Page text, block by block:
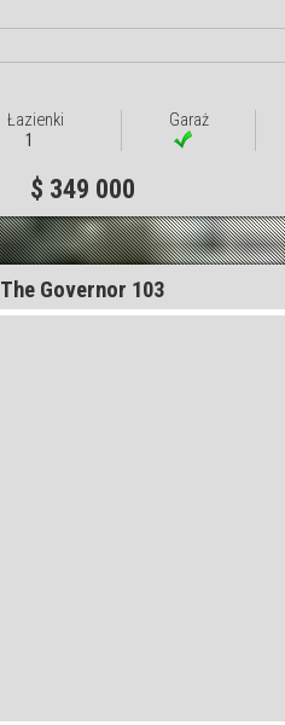
Łazienki
1
Garaż
$ 349 000
The Governor 103